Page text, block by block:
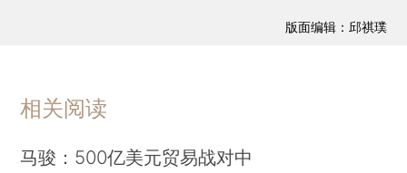
版面编辑：邱祺璞
相关阅读
马骏：500亿美元贸易战对中